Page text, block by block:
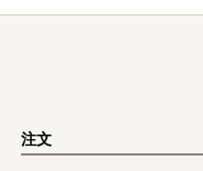
注文